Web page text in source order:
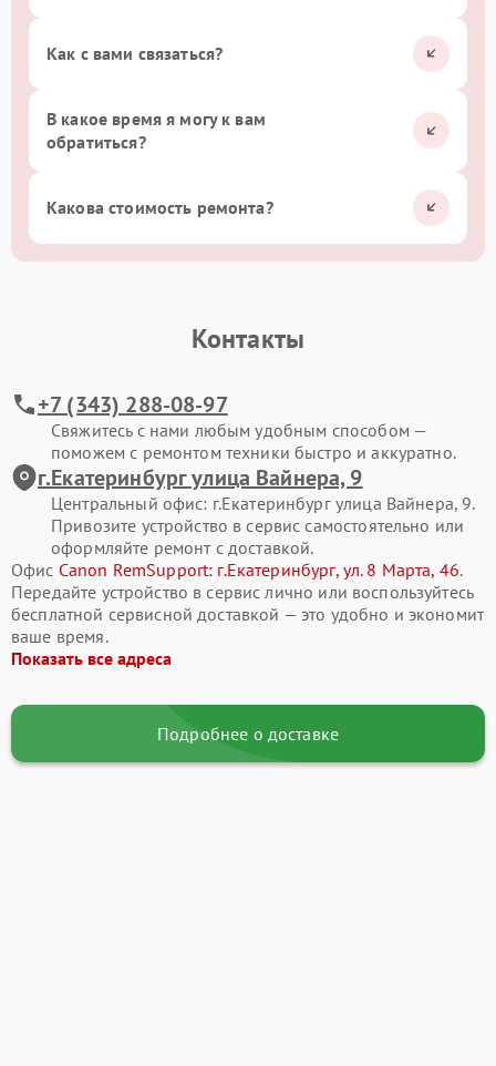
Как с вами связаться?
В какое время я могу к вам
обратиться?
Какова стоимость ремонта?
Контакты
+7 (343) 288-08-97
Свяжитесь с нами любым удобным способом —
поможем с ремонтом техники быстро и аккуратно.
г.Екатеринбург улица Вайнера, 9
Центральный офис: г.Екатеринбург улица Вайнера, 9.
Привозите устройство в сервис самостоятельно или
оформляйте ремонт с доставкой.
Офис Canon RemSupport: г.Екатеринбург, ул. 8 Марта, 46.
Передайте устройство в сервис лично или воспользуйтесь
бесплатной сервисной доставкой — это удобно и экономит
ваше время.
Показать все адреса
Подробнее о доставке